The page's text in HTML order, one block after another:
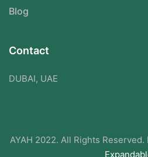
Blog
Contact
DUBAI, UAE
AYAH 2022. All Rights